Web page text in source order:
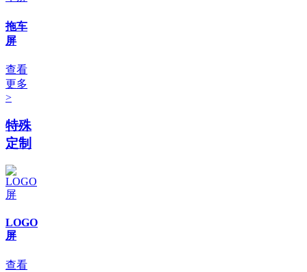
拖车
屏
查看
更多
>
特殊
定制
LOGO
屏
查看